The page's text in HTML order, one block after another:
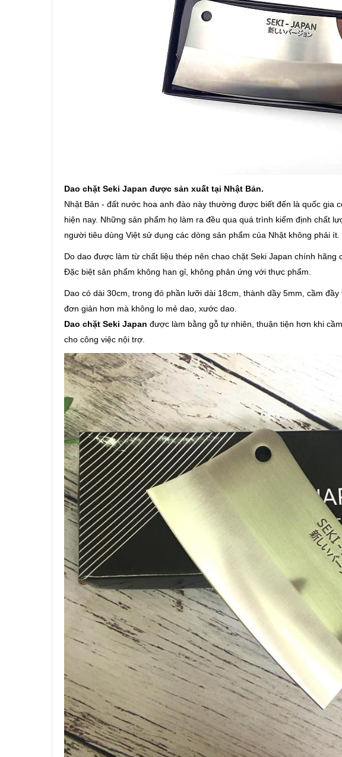
Dao chặt Seki Japan được sản xuất tại Nhật Bản.
Nhật Bản - đất nước hoa anh đào này thường được biết đến là quốc gia
hiện nay. Những sản phẩm họ làm ra đều qua quá trình kiểm định chất
người tiêu dùng Việt sử dụng các dòng sản phẩm của Nhật không phải ít.
Do dao được làm từ chất liệu thép nên chao chặt Seki Japan chính hãng
​Đặc biệt sản phẩm không han gỉ, không phản ứng với thực phẩm.
Dao có dài 30cm, trong đó phần lưỡi dài 18cm, thành dầy 5mm, cầm
đơn giản hơn mà không lo mẻ dao, xước dao.
Dao chặt Seki Japan được làm bằng gỗ tự nhiên, thuận tiện hơn khi
cho công việc nội trợ.